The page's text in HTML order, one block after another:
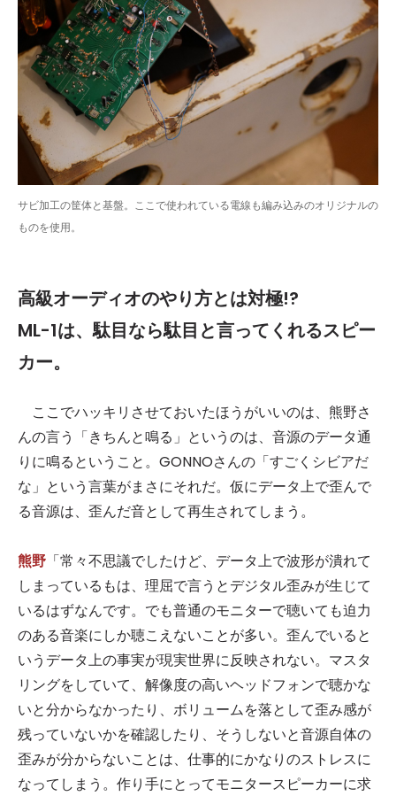
サビ加工の筐体と基盤。ここで使われている電線も編み込みのオリジナルの
ものを使用。
高級オーディオのやり方とは対極!?
ML-1は、駄目なら駄目と言ってくれるスピー
カー。
ここでハッキリさせておいたほうがいいのは、熊野さ
んの言う「きちんと鳴る」というのは、音源のデータ通
りに鳴るということ。GONNOさんの「すごくシビアだ
な」という言葉がまさにそれだ。仮にデータ上で歪んで
る音源は、歪んだ音として再生されてしまう。
熊野 「常々不思議でしたけど、データ上で波形が潰れて
しまっているもは、理屈で言うとデジタル歪みが生じて
いるはずなんです。でも普通のモニターで聴いても迫力
のある音楽にしか聴こえないことが多い。歪んでいると
いうデータ上の事実が現実世界に反映されない。マスタ
リングをしていて、解像度の高いヘッドフォンで聴かな
いと分からなかったり、ボリュームを落として歪み感が
残っていないかを確認したり、そうしないと音源自体の
歪みが分からないことは、仕事的にかなりのストレスに
なってしまう。作り手にとってモニタースピーカーに求